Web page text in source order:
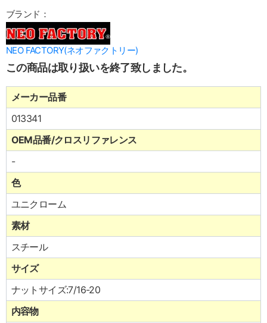
ブランド：
NEO FACTORY(ネオファクトリー)
この商品は取り扱いを終了致しました。
メーカー品番
013341
OEM品番/クロスリファレンス
-
色
ユニクローム
素材
スチール
サイズ
ナットサイズ:7/16-20
内容物